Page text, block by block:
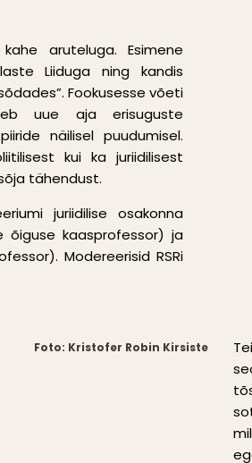
aruteluga. Esimene
Liiduga ning kandis
Fookusesse võeti
uue aja erisuguste
näilisel puudumisel.
kui ka juriidilisest
tähendust.
juriidilise osakonna
õiguse kaasprofessor) ja
Modereerisid RSRi
Foto: Kristofer Robin Kirsiste